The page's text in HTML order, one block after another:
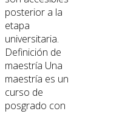
posterior a la
etapa
universitaria.
Definición de
maestría Una
maestría es un
curso de
posgrado con